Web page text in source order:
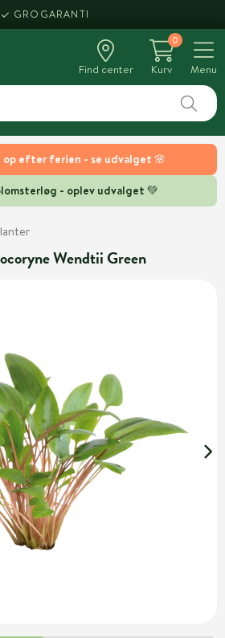
op efter ferien - se udvalget 🌸
- oplev udvalget 💚
GROGARANTI
Find center
0
Kurv
Menu
Wendtii Green